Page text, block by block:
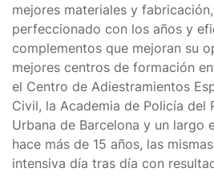
mejores materiales y
perfeccionado con los años y
complementos que mejoran su
mejores centros de formación
el Centro de Adiestramientos
Civil, la Academia de Policía del
Urbana de Barcelona y un largo
hace más de 15 años, las
intensiva día tras día con